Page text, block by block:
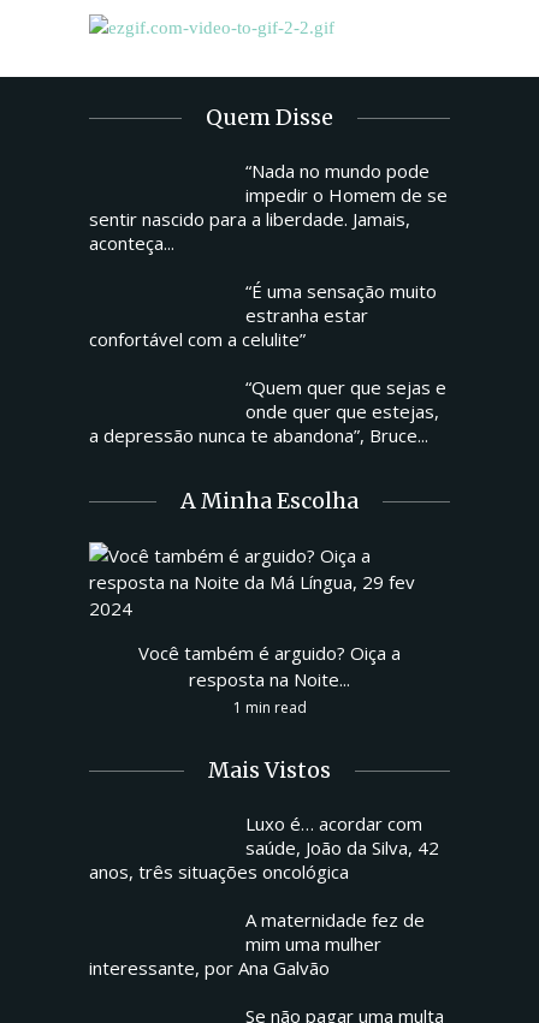
Quem Disse
“Nada no mundo pode
impedir o Homem de se
sentir nascido para a liberdade. Jamais,
aconteça...
“É uma sensação muito
estranha estar
confortável com a celulite”
“Quem quer que sejas e
onde quer que estejas,
a depressão nunca te abandona”, Bruce...
A Minha Escolha
Você também é arguido? Oiça a
resposta na Noite...
1 min read
Mais Vistos
Luxo é… acordar com
saúde, João da Silva, 42
anos, três situações oncológica
A maternidade fez de
mim uma mulher
interessante, por Ana Galvão
Se não pagar uma multa